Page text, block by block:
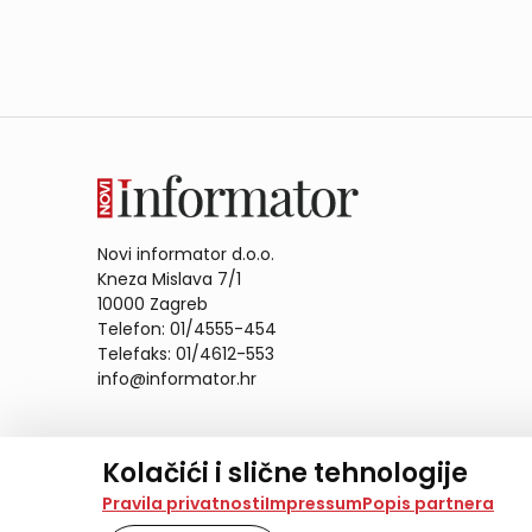
Kolačići i slične tehnologije
Na našoj web stranici koristimo kolačiće i slične
analiziramo promet na stranici te prikazujemo
Pravila privatnostiImpressumPopis partnera
Novi informator d.o.o.
Kneza Mislava 7/1
10000 Zagreb
Telefon: 01/4555-454
Telefaks: 01/4612-553
info@informator.hr